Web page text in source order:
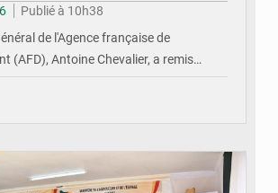
Publié à 10h38
de l'Agence française de
(AFD), Antoine Chevalier, a remis…